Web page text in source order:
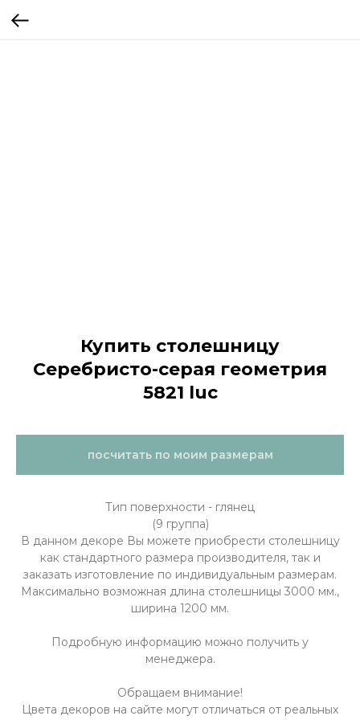
Купить столешницу
Серебристо-серая геометрия
5821 luc
посчитать по моим размерам
Тип поверхности - глянец
(9 группа)
В данном декоре Вы можете приобрести столешницу
как стандартного размера производителя, так и
заказать изготовление по индивидуальным размерам.
Максимально возможная длина столешницы 3000 мм.,
ширина 1200 мм.
Подробную информацию можно получить у
менеджера.
Обращаем внимание!
Цвета декоров на сайте могут отличаться от реальных